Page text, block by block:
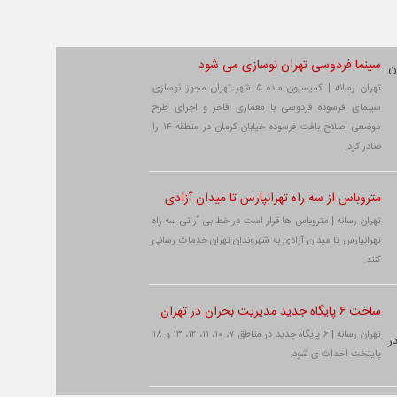
سینما فردوسی تهران نوسازی می شود
تهران رسانه | کمیسیون ماده ۵ شهر تهران مجوز نوسازی
سینمای فرسوده فردوسی با معماری فاخر و اجرای طرح
موضعی اصلاح بافت فرسوده خیابان کرمان در منطقه ۱۴ را
صادر کرد.
متروباس از سه راه تهرانپارس تا میدان آزادی
تهران رسانه | متروباس ها قرار است در خط بی آر تی سه راه
تهرانپارس تا میدان آزادی به شهروندان تهران خدمات رسانی
کنند.
ساخت ۶ پایگاه جدید مدیریت بحران در تهران
تهران رسانه | ۶ پایگاه جدید در مناطق ۷، ۱۰، ۱۱، ۱۲، ۱۳ و ۱۸
پایتخت احداث ی شود.